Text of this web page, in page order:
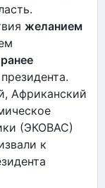
желанием
ранее
Африканский
(ЭКОВАС)
к